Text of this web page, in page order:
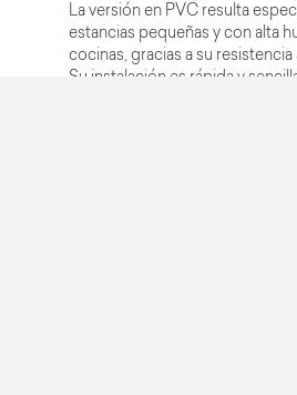
La versión en PVC resulta
estancias pequeñas y con alta
cocinas, gracias a su
Su instalación es rápida y